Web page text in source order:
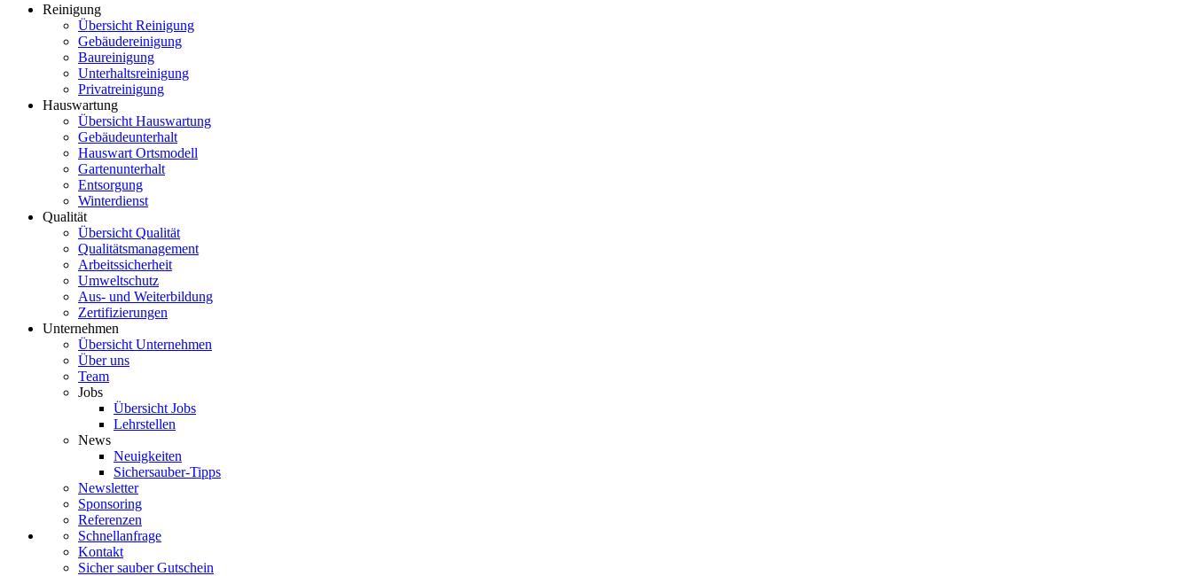
Reinigung
Übersicht Reinigung
Gebäudereinigung
Baureinigung
Unterhaltsreinigung
Privatreinigung
Hauswartung
Übersicht Hauswartung
Gebäudeunterhalt
Hauswart Ortsmodell
Gartenunterhalt
Entsorgung
Winterdienst
Qualität
Übersicht Qualität
Qualitätsmanagement
Arbeitssicherheit
Umweltschutz
Aus- und Weiterbildung
Zertifizierungen
Unternehmen
Übersicht Unternehmen
Über uns
Team
Jobs
Übersicht Jobs
Lehrstellen
News
Neuigkeiten
Sichersauber-Tipps
Newsletter
Sponsoring
Referenzen
Schnellanfrage
Kontakt
Sicher sauber Gutschein